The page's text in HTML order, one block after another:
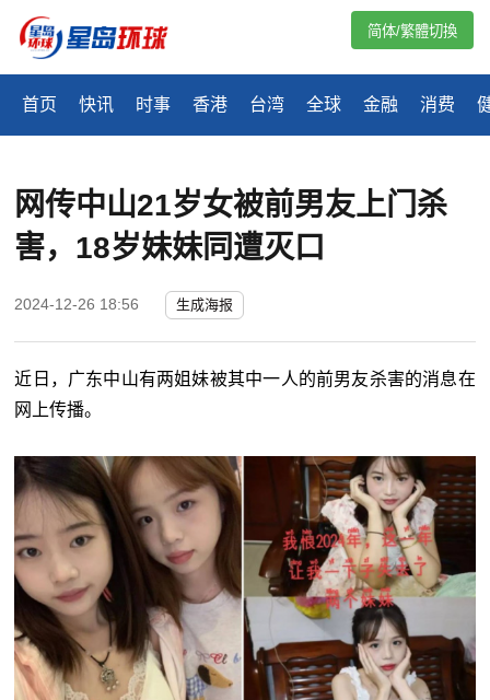
首页 快讯 时事 香港 台湾 全球 金融 消费
简体/繁體切換
网传中山21岁女被前男友上门杀
害，18岁妹妹同遭灭口
2024-12-26 18:56 生成海报
近日，广东中山有两姐妹被其中一人的前男友杀害的消息在
网上传播。